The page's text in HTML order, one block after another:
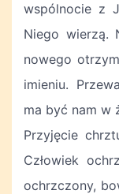
wspólnocie z
Niego wierzą.
nowego
imieniu.
ma być nam w
Przyjęcie
Człowiek
ochrzczony,